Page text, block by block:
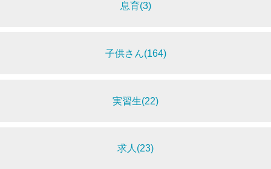
息育(3)
子供さん(164)
実習生(22)
求人(23)